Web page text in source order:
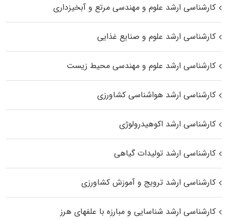
کارشناسی ارشد علوم و مهندسی مرتع و آبخیزداری
کارشناسی ارشد علوم و صنایع غذایی
کارشناسی ارشد علوم و مهندسی محیط زیست
کارشناسی ارشد هواشناسی کشاورزی
کارشناسی ارشد اکوهیدرولوژی
کارشناسی ارشد تولیدات گیاهی
کارشناسی ارشد ترویج و آموزش کشاورزی
کارشناسی ارشد شناسایی و مبارزه با علفهای هرز